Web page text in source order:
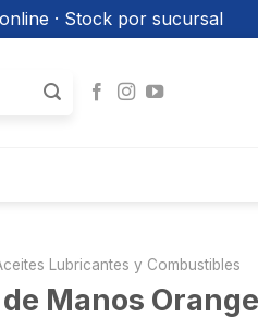
· Stock por sucursal
Lubricantes y Combustibles
Manos